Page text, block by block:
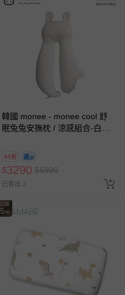
韓國 monee - monee cool 舒
眠兔兔安撫枕 / 涼感組合-白色
55折
$3290 $5990
已售出 2
回饋
5 %